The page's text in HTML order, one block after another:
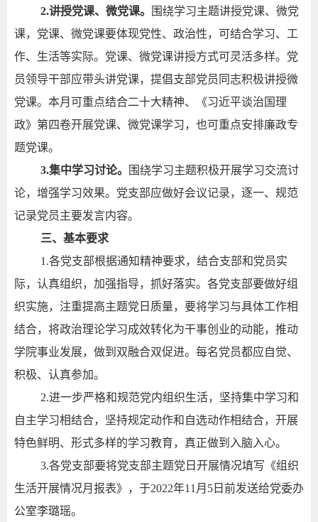
2.讲授党课、微党课。
围绕学习主题讲授党课、微党
课，党课、微党课要体现党性、政治性，可结合学习、工
作、生活等实际。党课、微党课讲授方式可灵活多样。党
员领导干部应带头讲党课，提倡支部党员同志积极讲授微
党课。本月可重点结合二十大精神、《习近平谈治国理
政》第四卷开展党课、微党课学习，也可重点安排廉政专
题党课。
3.集中学习讨论。
围绕学习主题积极开展学习交流讨
论，增强学习效果。党支部应做好会议记录，逐一、规范
记录党员主要发言内容。
三、基本要求
1.各党支部根据通知精神要求，结合支部和党员实
际，认真组织，加强指导，抓好落实。各党支部要做好组
织实施，注重提高主题党日质量，要将学习与具体工作相
结合，将政治理论学习成效转化为干事创业的动能，推动
学院事业发展，做到双融合双促进。每名党员都应自觉、
积极、认真参加。
2.进一步严格和规范党内组织生活，坚持集中学习和
自主学习相结合，坚持规定动作和自选动作相结合，开展
特色鲜明、形式多样的学习教育，真正做到入脑入心。
3.各党支部要将党支部主题党日开展情况填写《组织
生活开展情况月报表》，于2022年11 月 5 日前发送给党委办
公室李璐瑶。